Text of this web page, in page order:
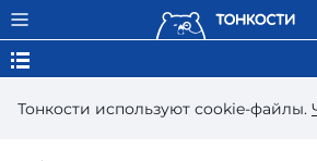
Тонкости используют сookie-файлы.